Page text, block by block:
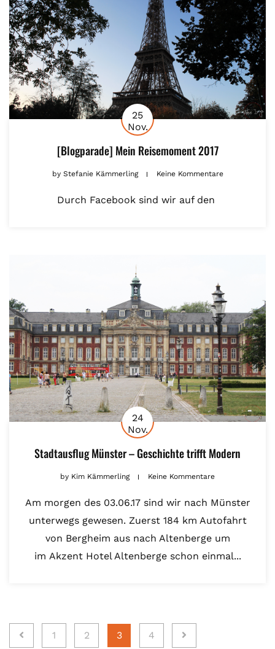
25
Nov.
[Blogparade] Mein Reisemoment 2017
byStefanie Kämmerling Keine Kommentare
Durch Facebook sind wir auf den
24
Nov.
Stadtausflug Münster – Geschichte trifft Modern
by Kim Kämmerling Keine Kommentare
Am morgen des 03.06.17 sind wir nach Münster
unterwegs gewesen. Zuerst 184 km Autofahrt
von Bergheim aus nach Altenberge um
im Akzent Hotel Altenberge schon einmal...
Seitennummerierung
1 2 3 4